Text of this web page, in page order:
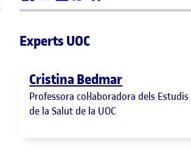
Experts UOC
Cristina Bedmar
Professora col·laboradora dels Estudis
de la Salut de la UOC